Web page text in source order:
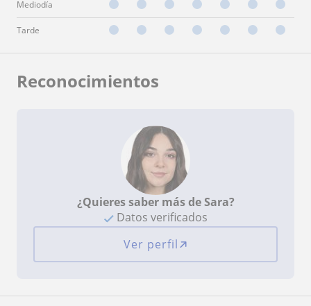
Mediodía
Tarde
Reconocimientos
¿Quieres saber más de Sara?
Datos verificados
Ver perfil